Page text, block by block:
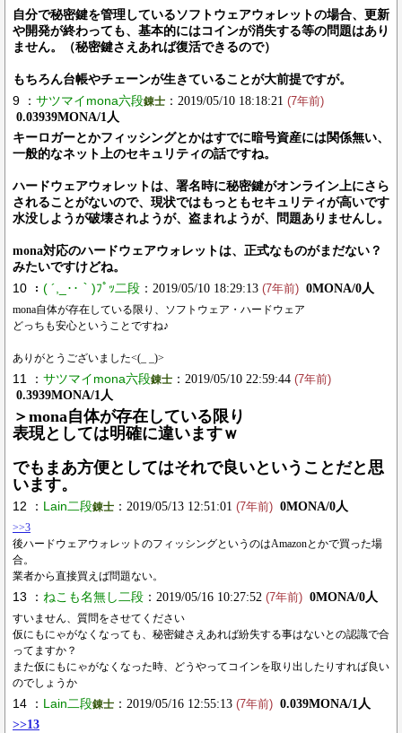
自分で秘密鍵を管理しているソフトウェアウォレットの場合、更新
や開発が終わっても、基本的にはコインが消失する等の問題はあり
ません。（秘密鍵さえあれば復活できるので）
もちろん台帳やチェーンが生きていることが大前提ですが。
9 ： サツマイmona六段錬士 ：2019/05/10 18:18:21 (7年前)
0.03939MONA/1人
キーロガーとかフィッシングとかはすでに暗号資産には関係無い、
一般的なネット上のセキュリティの話ですね。
ハードウェアウォレットは、署名時に秘密鍵がオンライン上にさら
されることがないので、現状ではもっともセキュリティが高いです
水没しようが破壊されようが、盗まれようが、問題ありませんし。
mona対応のハードウェアウォレットは、正式なものがまだない？
みたいですけどね。
10 ： ( ´,_‥｀)ﾌﾟｯ二段 ：2019/05/10 18:29:13 (7年前) 0MONA/0人
mona自体が存在している限り、ソフトウェア・ハードウェア
どっちも安心ということですね♪
ありがとうございました<(_ _)>
11 ： サツマイmona六段錬士 ：2019/05/10 22:59:44 (7年前)
0.3939MONA/1人
＞mona自体が存在している限り
表現としては明確に違いますｗ
でもまあ方便としてはそれで良いということだと思
います。
12 ： Lain二段錬士 ：2019/05/13 12:51:01 (7年前) 0MONA/0人
>>3
後ハードウェアウォレットのフィッシングというのはAmazonとかで買った場
合。
業者から直接買えば問題ない。
13 ： ねこも名無し二段 ：2019/05/16 10:27:52 (7年前) 0MONA/0人
すいません、質問をさせてください
仮にもにゃがなくなっても、秘密鍵さえあれば紛失する事はないとの認識で合
ってますか？
また仮にもにゃがなくなった時、どうやってコインを取り出したりすれば良い
のでしょうか
14 ： Lain二段錬士 ：2019/05/16 12:55:13 (7年前) 0.039MONA/1人
>>13